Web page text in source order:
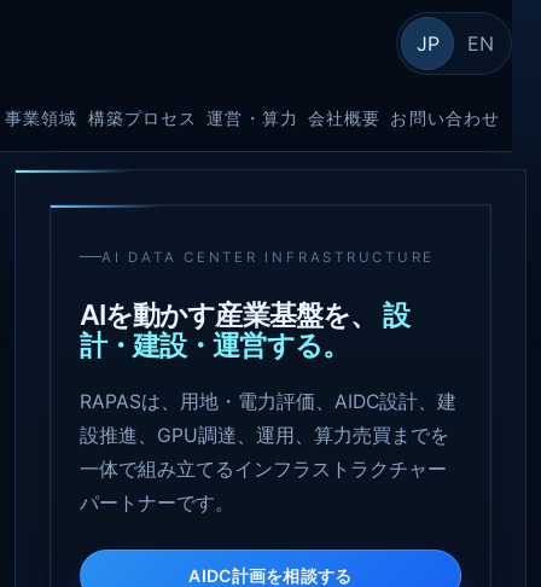
事業領域 構築プロセス 運営・算力 会社概要 お問い合わせ
JP EN
AI DATA CENTER INFRASTRUCTURE
AIを動かす産業基盤を、 設
計・建設・運営する。
RAPASは、用地・電力評価、AIDC設計、建
設推進、GPU調達、運用、算力売買までを
一体で組み立てるインフラストラクチャー
パートナーです。
AIDC計画を相談する